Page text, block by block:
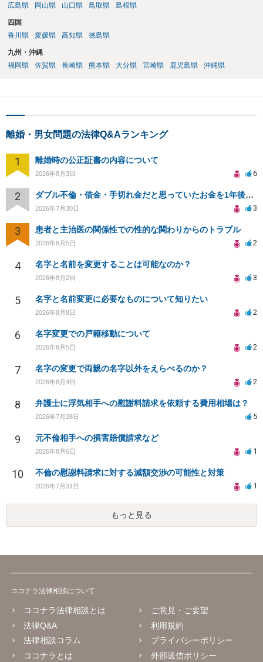
広島県
岡山県 山口県 鳥取県 島根県
四国
香川県
愛媛県 高知県 徳島県
九州・沖縄
福岡県
佐賀県 長崎県 熊本県 大分県 宮崎県 鹿児島県 沖縄県
離婚・男女問題の法律Q&Aランキング
1 離婚時の公正証書の内容について
2026年8月3日 6
2 ダブル不倫・借金・手切れ金だと思っていたお金を1年後いまさら脅迫罪として通知書が来てまとめて請求
2026年7月30日 3
3 患者と主治医の関係性での性的な関わりからのトラブル
2026年8月5日 2
4 名字と名前を変更することは可能なのか？
2026年8月2日 3
5 名字と名前変更に必要なものについて知りたい
2026年8月8日 2
6 名字変更での戸籍移動について
2026年8月5日 2
7 名字の変更で両親の名字以外をえらべるのか？
2026年8月4日 2
8 弁護士に浮気相手への慰謝料請求を依頼する費用相場は？
2026年7月28日 5
9 元不倫相手への損害賠償請求など
2026年8月6日 1
10 不倫の慰謝料請求に対する減額交渉の可能性と対策
2026年7月31日 1
もっと見る
ココナラ法律相談について
ココナラ法律相談とは
法律Q&A
法律相談コラム
ココナラとは
ご意見・ご要望
利用規約
プライバシーポリシー
外部送信ポリシー